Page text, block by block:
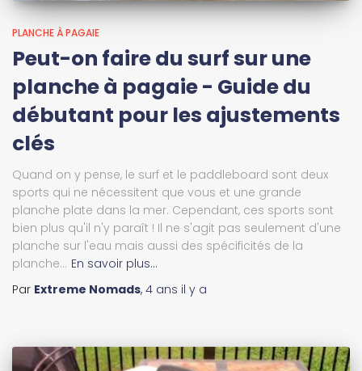
PLANCHE À PAGAIE
Peut-on faire du surf sur une
planche à pagaie - Guide du
débutant pour les ajustements
clés
Quand on y pense, le surf et le paddleboard sont deux
sports qui ne nécessitent que vous et une grande
planche plate dans la mer. Cependant, ces sports sont
bien plus qu'il n'y paraît ! Il ne s'agit pas seulement d'une
planche sur l'eau mais aussi des spécificités de la
planche... En savoir plus…
Par Extreme Nomads, 4 ans il y a